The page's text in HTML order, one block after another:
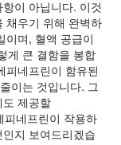
이 아닙니다. 이것
채우기 위해 완벽하
이며, 혈액 공급이
게 큰 결함을 봉합
피네프린이 함유된
이는 것입니다. 그
제공할
네프린이 작용하
지 보여드리겠습